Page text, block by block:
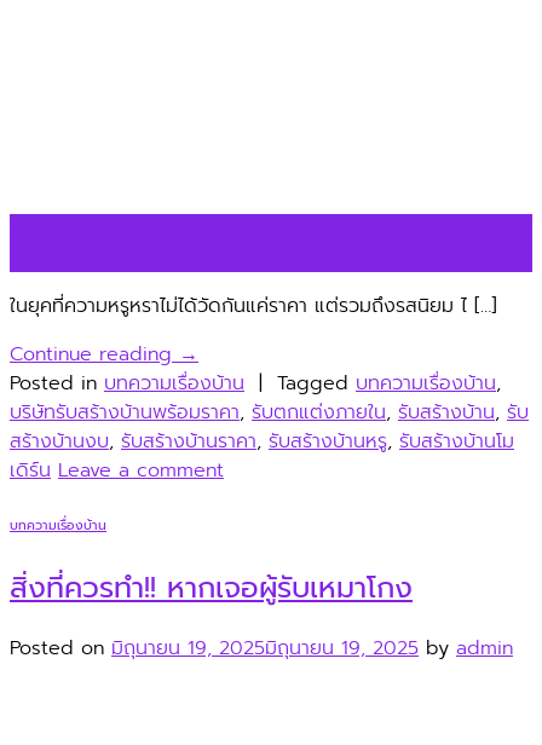
ในยุคที่ความหรูหราไม่ได้วัดกันแค่ราคา แต่รวมถึงรสนิยม ไ […]
Continue reading →
Posted in บทความเรื่องบ้าน | Tagged บทความเรื่องบ้าน,
บริษัทรับสร้างบ้านพร้อมราคา, รับตกแต่งภายใน, รับสร้างบ้าน, รับ
สร้างบ้านงบ, รับสร้างบ้านราคา, รับสร้างบ้านหรู, รับสร้างบ้านโม
เดิร์น Leave a comment
บทความเรื่องบ้าน
สิ่งที่ควรทำ!! หากเจอผู้รับเหมาโกง
Posted on มิถุนายน 19, 2025มิถุนายน 19, 2025 by admin